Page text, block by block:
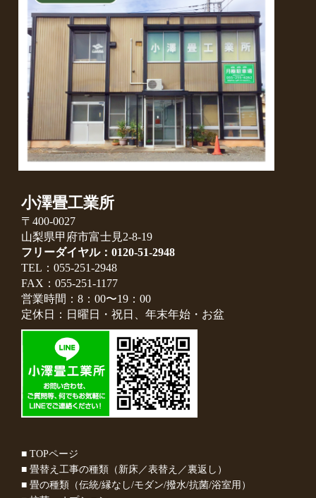
小澤畳工業所
〒400-0027
山梨県甲府市富士見2-8-19
フリーダイヤル：0120-51-2948
TEL：055-251-2948
FAX：055-251-1177
営業時間：8：00〜19：00
定休日：日曜日・祝日、年末年始・お盆
■ TOPページ
■ 畳替え工事の種類（新床／表替え／裏返し）
■ 畳の種類（伝統/縁なし/モダン/撥水/抗菌/浴室用）